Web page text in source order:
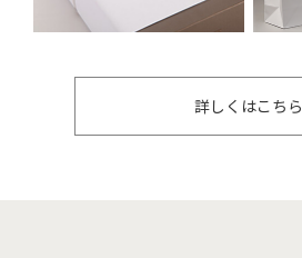
詳しくはこちら